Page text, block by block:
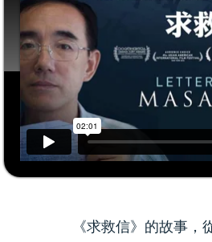
《求救信》的故事，